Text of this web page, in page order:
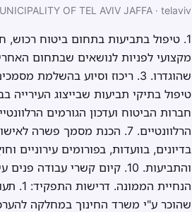
OF TEL AVIV JAFFA · telaviv
מקצועי לפניות לנושאים שבתחום